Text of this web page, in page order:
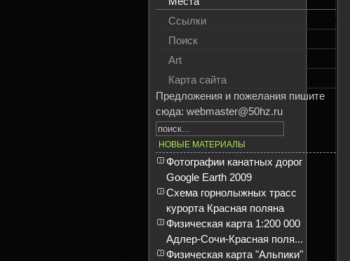
Ссылки
Поиск
Art
Карта сайта
Предложения и пожелания пишите
сюда: webmaster@50hz.ru
НОВЫЕ МАТЕРИАЛЫ
Фотографии канатных дорог
Google Earth 2009
Схема горнолыжных трасс
курорта Красная поляна
Физическая карта 1:200 000
Адлер-Сочи-Красная поля...
Физическая карта "Альпики"